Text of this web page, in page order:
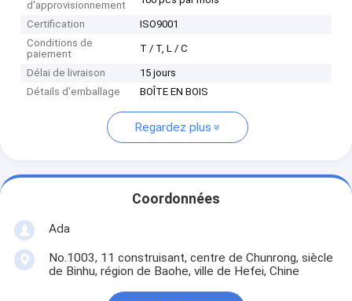
d'approvisionnement
Certification
ISO9001
Conditions de
paiement
T / T, L / C
Délai de livraison
15 jours
Détails d'emballage
BOÎTE EN BOIS
Regardez plus
Coordonnées
Ada
No.1003, 11 construisant, centre de Chunrong, siècle
de Binhu, région de Baohe, ville de Hefei, Chine